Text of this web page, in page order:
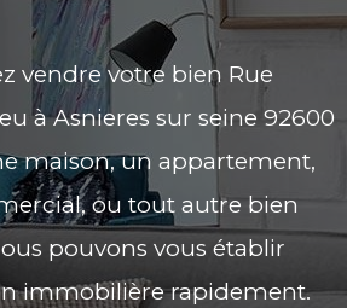
vendre votre bien Rue
à Asnieres sur seine 92600
maison, un appartement,
ou tout autre bien
pouvons vous établir
immobilière rapidement.